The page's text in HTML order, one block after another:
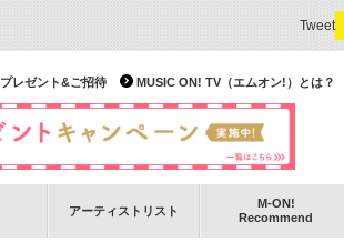
Tweet
MUSIC ON! TV（エムオン!）とは？
プレゼント&ご招待
アーティストリスト
M-ON!
Recommend